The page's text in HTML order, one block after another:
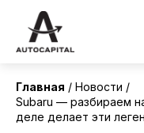
АВТОМОБИЛИ
Главная
Новости
Subaru — разбираем
деле делает эти